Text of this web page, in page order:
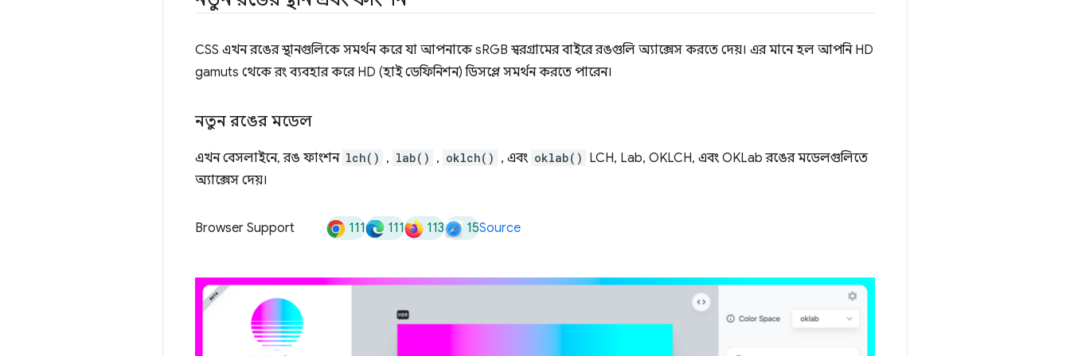
CSS এখন রঙের স্থানগুলিকে সমর্থন করে যা আপনাকে sRGB স্বরগ্রামের বাইরে রঙগুলি অ্যাক্সেস করতে দেয়। এর মানে হল আপনি HD
gamuts থেকে রং ব্যবহার করে HD (হাই ডেফিনিশন) ডিসপ্লে সমর্থন করতে পারেন।
নতুন রঙের মডেল
এখন বেসলাইনে, রঙ ফাংশন lch() , lab() , oklch() , এবং oklab() LCH, Lab, OKLCH, এবং OKLab রঙের মডেলগুলিতে
অ্যাক্সেস দেয়।
Browser Support 111 111 113 15Source